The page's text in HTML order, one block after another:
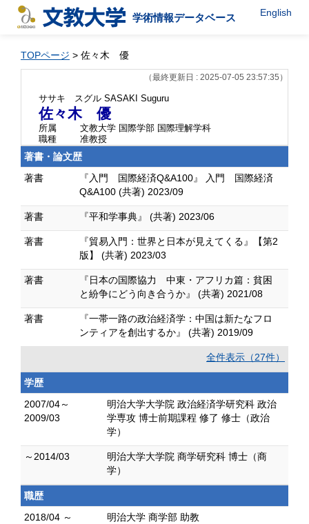
学術情報データベース English
TOPページ > 佐々木 優
（最終更新日 : 2025-07-05 23:57:35）
ササキ スグル SASAKI Suguru
佐々木 優
所属
文教大学 国際学部 国際理解学科
職種
准教授
著書・論文歴
著書
『入門 国際経済Q&A100』 入門 国際経済
Q&A100 (共著) 2023/09
著書 『平和学事典』 (共著) 2023/06
著書
『貿易入門：世界と日本が見えてくる』【第2
版】 (共著) 2023/03
著書
『日本の国際協力 中東・アフリカ篇：貧困
と紛争にどう向き合うか』 (共著) 2021/08
著書
『一帯一路の政治経済学：中国は新たなフロ
ンティアを創出するか』 (共著) 2019/09
全件表示（27件）
学歴
2007/04～
2009/03
明治大学大学院 政治経済学研究科 政治
学専攻 博士前期課程 修了 修士（政治
学）
～2014/03
明治大学大学院 商学研究科 博士（商
学）
職歴
2018/04 ～
明治大学 商学部 助教